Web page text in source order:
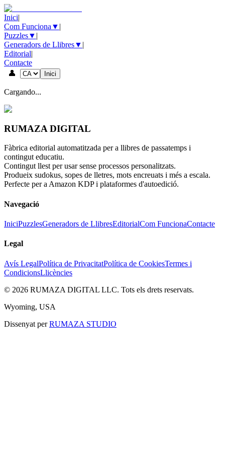
Inici|
Com Funciona ▼ |
Puzzles▼ |
Generadors de Llibres▼ |
Editorial|
Contacte
👤
Inici
Cargando...
RUMAZA DIGITAL
Fàbrica editorial automatitzada per a llibres de passatemps i
contingut educatiu.
Contingut llest per usar sense processos personalitzats.
Produeix sudokus, sopes de lletres, mots encreuats i més a escala.
Perfecte per a Amazon KDP i plataformes d'autoedició.
Navegació
IniciPuzzlesGeneradors de LlibresEditorialCom FuncionaContacte
Legal
Avís LegalPolítica de PrivacitatPolítica de CookiesTermes i
CondicionsLlicències
© 2026 RUMAZA DIGITAL LLC. Tots els drets reservats.
Wyoming, USA
Dissenyat per RUMAZA STUDIO